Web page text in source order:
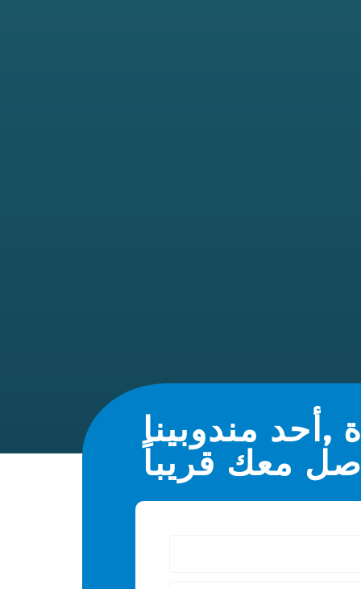
,أحد مندوبينا
معك قريباً